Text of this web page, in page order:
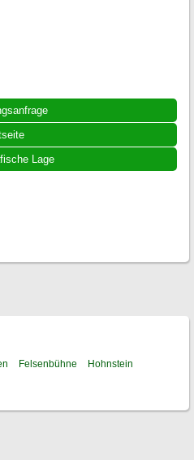
Lage
Felsenbühne
Hohnstein